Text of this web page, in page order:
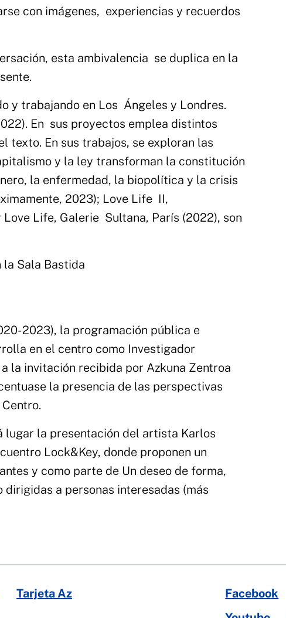
con imágenes, experiencias y recuerdos
esta ambivalencia se duplica en la
y trabajando en Los Ángeles y Londres.
En sus proyectos emplea distintos
texto. En sus trabajos, se exploran las
y la ley transforman la constitución
la enfermedad, la biopolítica y la crisis
2023); Love Life II,
Love Life, Galerie Sultana, París (2022), son
la Sala Bastida
2023), la programación pública e
en el centro como Investigador
la invitación recibida por Azkuna Zentroa
la presencia de las perspectivas
lugar la presentación del artista Karlos
Lock&Key, donde proponen un
y como parte de Un deseo de forma,
a personas interesadas (más
Tarjeta Az
Facebook